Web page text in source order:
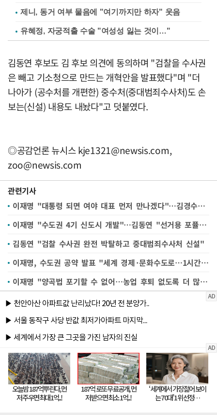
제니, 동거 여부 물음에 "여기까지만 하자" 웃음
유혜정, 자궁적출 수술 "여성성 잃는 것이…"
김동연 후보도 김 후보 의견에 동의하며 "검찰을 수사권
은 빼고 기소청으로 만드는 개혁안을 발표했다"며 "더
나아가 (공수처를 개편한) 중수처(중대범죄수사처)도 손
보는(신설) 내용도 내놨다"고 덧붙였다.
◎공감언론 뉴시스kje1321@newsis.com,
zoo@newsis.com
관련기사
이재명 "대통령 되면 여야 대표 먼저 만나겠다"…김경수는 "민주 정부 전직 대통령 먼저 만나겠다"
이재명 "수도권 4기 신도시 개발"…김동연 "선거용 포퓰리즘"
김동연 "검찰 수사권 완전 박탈하고 중대범죄수사처 신설"
이재명, 수도권 공약 발표 "세계 경제·문화수도로…1시간 경제권"(종합)
이재명 "양곡법 포기할 수 없어…농업 후퇴 없도록 더 많은 노력"